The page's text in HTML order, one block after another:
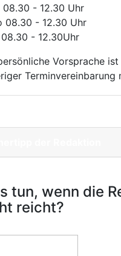
08.30 - 12.30 Uhr
08.30 - 12.30 Uhr
08.30 - 12.30Uhr
Vorsprache ist
Terminvereinbarung
tun, wenn die
reicht?